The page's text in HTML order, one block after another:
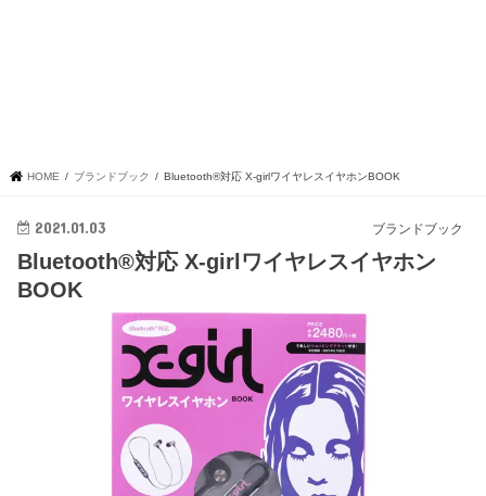
HOME ブランドブック Bluetooth®対応 X-girlワイヤレスイヤホンBOOK
ブランドブック
2021.01.03
Bluetooth®対応 X-girlワイヤレスイヤホン
BOOK